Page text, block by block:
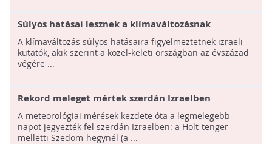
Súlyos hatásai lesznek a klímaváltozásnak
Izraelben helyi kutatók szerint
A klímaváltozás súlyos hatásaira figyelmeztetnek izraeli
kutatók, akik szerint a közel-keleti országban az évszázad
végére ...
Rekord meleget mértek szerdán Izraelben
A meteorológiai mérések kezdete óta a legmelegebb
napot jegyezték fel szerdán Izraelben: a Holt-tenger
melletti Szedom-hegynél (a ...